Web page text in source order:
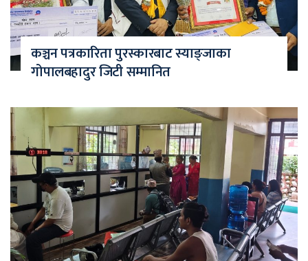
कञ्चन पत्रकारिता पुरस्कारबाट स्याङ्जाका
गोपालबहादुर जिटी सम्मानित